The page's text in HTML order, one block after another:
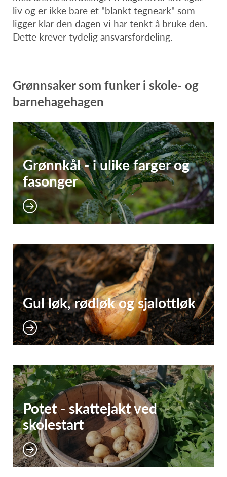
liv og er ikke bare et "blankt tegneark" som
ligger klar den dagen vi har tenkt å bruke den.
Dette krever tydelig ansvarsfordeling.
Grønnsaker som funker i skole- og
barnehagehagen
Grønnkål - i ulike farger og
fasonger
Gul løk, rødløk og sjalottløk
Potet - skattejakt ved
skolestart